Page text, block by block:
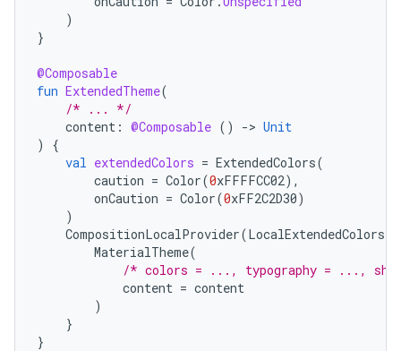
)
}
@Composable
fun ExtendedTheme(
/* ... */
content : @Composable () -> Unit
)
{
val extendedColors = ExtendedColors(
caution = Color(0xFFFFCC02),
onCaution = Color(0xFF2C2D30)
)
CompositionLocalProvider(LocalExtendedColors
MaterialTheme(
/* colors = ..., typography = ...,
content = content
)
}
}